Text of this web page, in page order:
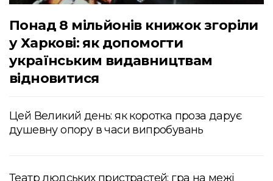
Понад 8 мільйонів книжок згоріли
у Харкові: як допомогти
українським видавництвам
відновитися
Цей Великий день: як коротка проза дарує
душевну опору в часи випробувань
Театр людських пристрастей: гра на межі